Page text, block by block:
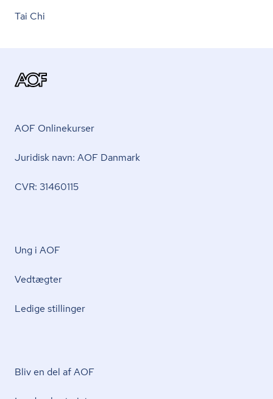
Tai Chi
AOF Onlinekurser
Juridisk navn: AOF Danmark
CVR: 31460115
Ung i AOF
Vedtægter
Ledige stillinger
Bliv en del af AOF